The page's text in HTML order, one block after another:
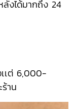
งได้มากถึง 24
เต่ 6,000-
าน